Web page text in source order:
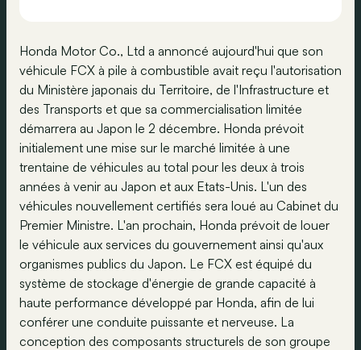
Honda Motor Co., Ltd a annoncé aujourd'hui que son
véhicule FCX à pile à combustible avait reçu l'autorisation
du Ministère japonais du Territoire, de l'Infrastructure et
des Transports et que sa commercialisation limitée
démarrera au Japon le 2 décembre. Honda prévoit
initialement une mise sur le marché limitée à une
trentaine de véhicules au total pour les deux à trois
années à venir au Japon et aux Etats-Unis. L'un des
véhicules nouvellement certifiés sera loué au Cabinet du
Premier Ministre. L'an prochain, Honda prévoit de louer
le véhicule aux services du gouvernement ainsi qu'aux
organismes publics du Japon. Le FCX est équipé du
système de stockage d'énergie de grande capacité à
haute performance développé par Honda, afin de lui
conférer une conduite puissante et nerveuse. La
conception des composants structurels de son groupe